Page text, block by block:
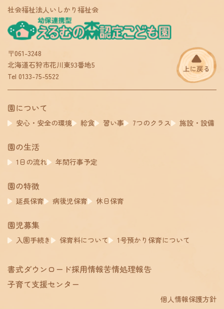
社会福祉法人いしかり福祉会
〒061-3248
北海道石狩市花川東93番地5
Tel 0133-75-5522
園について
安心・安全の環境 給食 習い事 7つのクラス 施設・設備
園の生活
1日の流れ 年間行事予定
園の特徴
延長保育 病後児保育 休日保育
園児募集
入園手続き 保育料について 1号預かり保育について
書式ダウンロード採用情報苦情処理報告
子育て支援センター
個人情報保護方針